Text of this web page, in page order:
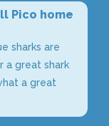
Pico home
sharks are
a great shark
a great